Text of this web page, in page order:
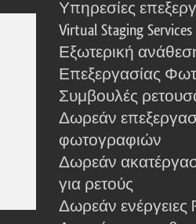
Υπηρεσίες
Virtual Staging Services
Εξωτερική
Επεξεργασίας
Συμβουλές
Δωρεάν
φωτογραφιών
Δωρεάν
για ρετούς
Δωρεάν ενέργειες